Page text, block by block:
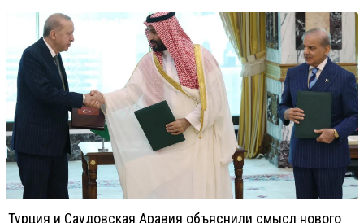
Турция и Саудовская Аравия объяснили смысл нового